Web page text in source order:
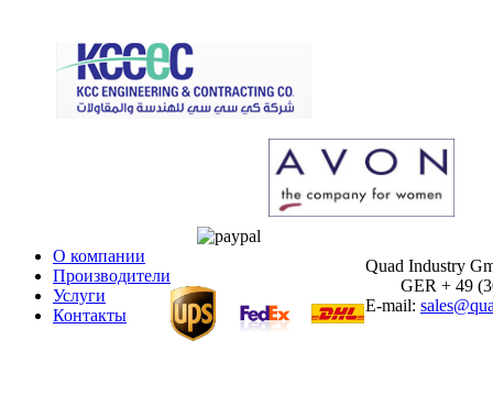
О компании
Производители
Услуги
Контакты
Quad Industry
GER + 49
E-mail: